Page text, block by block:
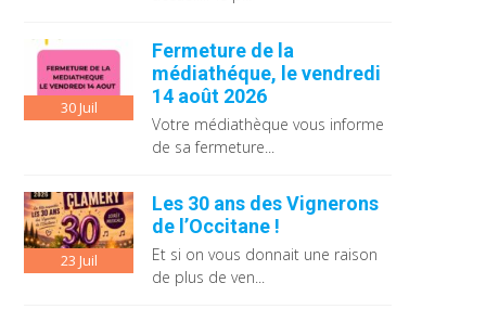
30Juil
Fermeture de la
médiathéque, le vendredi
14 août 2026
Votre médiathèque vous informe
de sa fermeture...
23 Juil
Les 30 ans des Vignerons
de l’Occitane !
Et si on vous donnait une raison
de plus de ven...